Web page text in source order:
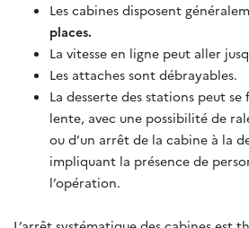
Les cabines disposent
places.
La vitesse en ligne peut aller
Les attaches sont débrayables.
La desserte des stations peut se
lente, avec une possibilité de
ou d’un arrêt de la cabine à la
impliquant la présence de
l’opération.